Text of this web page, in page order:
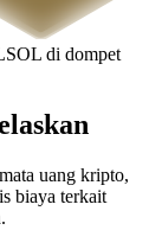
di dompet
uang kripto,
biaya terkait